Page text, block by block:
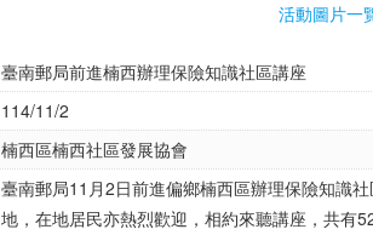
活動圖片一
臺南郵局前進楠西辦理保險知識社區講座
114/11/2
楠西區楠西社區發展協會
臺南郵局11月2日前進偏鄉楠西區辦理保險知識
地，在地居民亦熱烈歡迎，相約來聽講座，共有